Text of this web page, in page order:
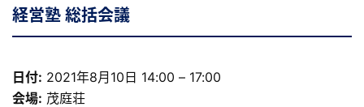
経営塾 総括会議
日付: 2021年8月10日 14:00 – 17:00
会場: 茂庭荘